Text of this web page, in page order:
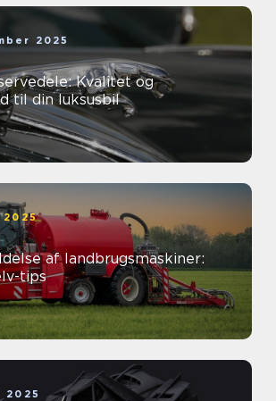
2025
Kvalitet og
til din luksusbil
2025
af landbrugsmaskiner:
tips
2025